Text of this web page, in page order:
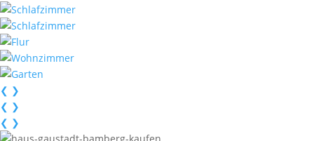
❮ ❯
❮ ❯
❮ ❯